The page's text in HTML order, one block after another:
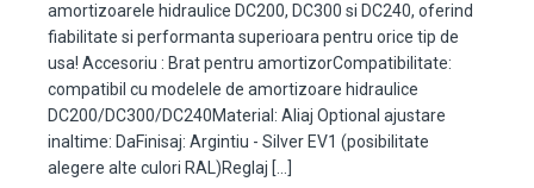
amortizoarele hidraulice DC200, DC300 si DC240, oferind
fiabilitate si performanta superioara pentru orice tip de
usa! Accesoriu : Brat pentru amortizorCompatibilitate:
compatibil cu modelele de amortizoare hidraulice
DC200/DC300/DC240Material: Aliaj Optional ajustare
inaltime: DaFinisaj: Argintiu - Silver EV1 (posibilitate
alegere alte culori RAL)Reglaj […]